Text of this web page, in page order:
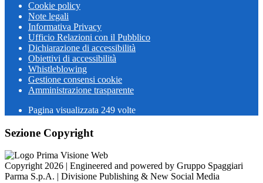
Cookie policy
Note legali
Informativa Privacy
Ufficio Relazioni con il Pubblico
Dichiarazione di accessibilità
Obiettivi di accessibilità
Whistleblowing
Gestione consensi cookie
Amministrazione trasparente
Pagina visualizzata 249 volte
Sezione Copyright
Copyright 2026 | Engineered and powered by Gruppo Spaggiari
Parma S.p.A. | Divisione Publishing & New Social Media